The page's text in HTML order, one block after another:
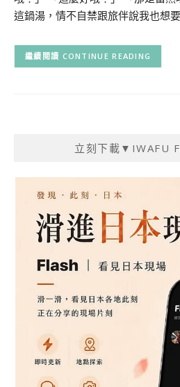
這鍋湯，情不自禁跟旅伴說我也想
CONTINUE READING
立刻下載▼IWAFU